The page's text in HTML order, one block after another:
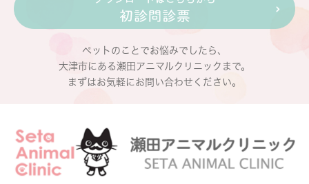
ペットのことでお悩みでしたら、
大津市にある瀬田アニマルクリニックまで。
まずはお気軽にお問い合わせください。